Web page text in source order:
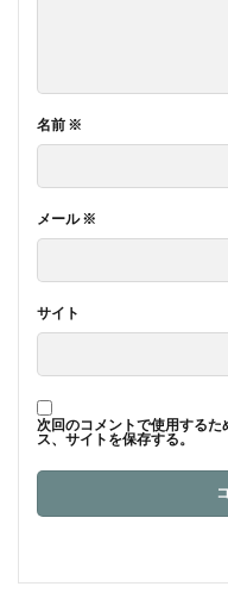
名前 ※
メール※
サイト
次回のコメントで使用する
ス、サイトを保存する。